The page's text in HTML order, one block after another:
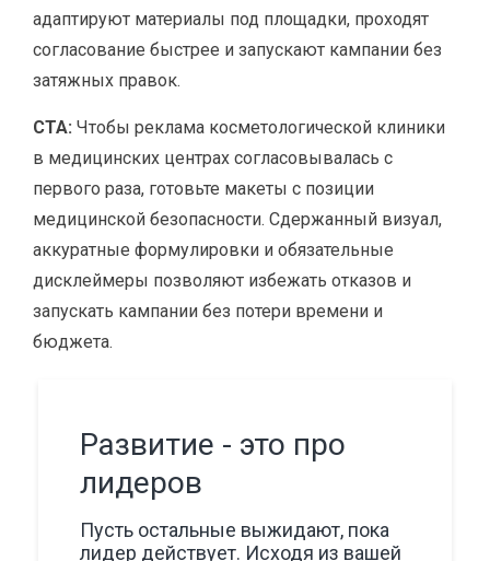
адаптируют материалы под площадки, проходят
согласование быстрее и запускают кампании без
затяжных правок.
CTA: Чтобы реклама косметологической клиники
в медицинских центрах согласовывалась с
первого раза, готовьте макеты с позиции
медицинской безопасности. Сдержанный визуал,
аккуратные формулировки и обязательные
дисклеймеры позволяют избежать отказов и
запускать кампании без потери времени и
бюджета.